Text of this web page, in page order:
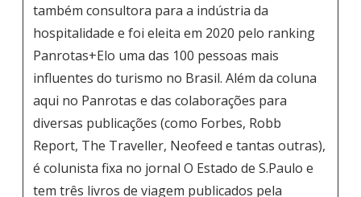
também consultora para a indústria da
hospitalidade e foi eleita em 2020 pelo ranking
Panrotas+Elo uma das 100 pessoas mais
influentes do turismo no Brasil. Além da coluna
aqui no Panrotas e das colaborações para
diversas publicações (como Forbes, Robb
Report, The Traveller, Neofeed e tantas outras),
é colunista fixa no jornal O Estado de S.Paulo e
tem três livros de viagem publicados pela